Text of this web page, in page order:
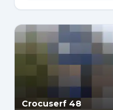
Crocuserf 48